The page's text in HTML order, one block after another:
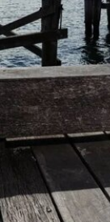
阿尔瓦·阿尔
为两人的私
兰首都赫尔
Culture，
（Finlandia
乐厅功能。
另一项重要
Town Hall）
1952年共同